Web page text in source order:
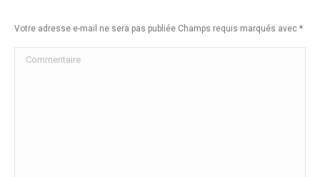
Votre adresse e-mail ne sera pas publiée Champs requis marqués avec *
Commentaire